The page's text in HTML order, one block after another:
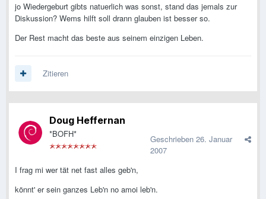
jo Wiedergeburt gibts natuerlich was sonst, stand das jemals zur
Diskussion? Wems hilft soll drann glauben ist besser so.
Der Rest macht das beste aus seinem einzigen Leben.
Zitieren
Doug Heffernan
*BOFH* Geschrieben 26. Januar
2007
I frag mi wer tät net fast alles geb'n,
könnt' er sein ganzes Leb'n no amoi leb'n.